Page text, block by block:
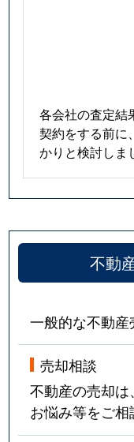
各会社の査定結
契約をする前に
かりと検討しま
不動
一般的な不動産
売却相談
不動産の売却は
お悩み等をご相